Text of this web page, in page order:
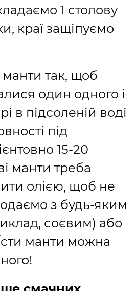
1 столову
краї защіпуємо
так, щоб
один одного і
в підсоленій воді
під
15-20
манти треба
олією, щоб не
з будь-яким
соєвим) або
манти можна